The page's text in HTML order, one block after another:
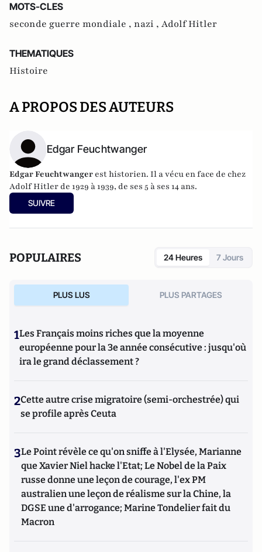
MOTS-CLES
seconde guerre mondiale , nazi , Adolf Hitler
THEMATIQUES
Histoire
A PROPOS DES AUTEURS
Edgar Feuchtwanger
Edgar Feuchtwanger est historien. Il a vécu en face de chez
Adolf Hitler de 1929 à 1939, de ses 5 à ses 14 ans.
SUIVRE
POPULAIRES 24 Heures 7 Jours
PLUS LUS PLUS PARTAGES
1Les Français moins riches que la moyenne
européenne pour la 3e année consécutive : jusqu'où
ira le grand déclassement ?
2Cette autre crise migratoire (semi-orchestrée) qui
se profile après Ceuta
3Le Point révèle ce qu'on sniffe à l'Elysée, Marianne
que Xavier Niel hacke l'Etat; Le Nobel de la Paix
russe donne une leçon de courage, l'ex PM
australien une leçon de réalisme sur la Chine, la
DGSE une d'arrogance; Marine Tondelier fait du
Macron